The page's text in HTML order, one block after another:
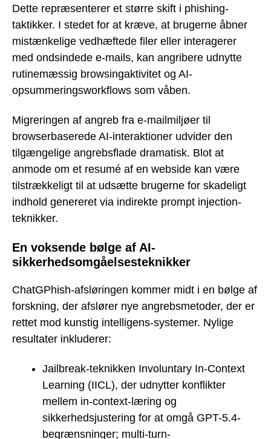
Dette repræsenterer et større skift i phishing-
taktikker. I stedet for at kræve, at brugerne åbner
mistænkelige vedhæftede filer eller interagerer
med ondsindede e-mails, kan angribere udnytte
rutinemæssig browsingaktivitet og AI-
opsummeringsworkflows som våben.
Migreringen af angreb fra e-mailmiljøer til
browserbaserede AI-interaktioner udvider den
tilgængelige angrebsflade dramatisk. Blot at
anmode om et resumé af en webside kan være
tilstrækkeligt til at udsætte brugerne for skadeligt
indhold genereret via indirekte prompt injection-
teknikker.
En voksende bølge af AI-
sikkerhedsomgåelsesteknikker
ChatGPhish-afsløringen kommer midt i en bølge af
forskning, der afslører nye angrebsmetoder, der er
rettet mod kunstig intelligens-systemer. Nylige
resultater inkluderer:
Jailbreak-teknikken Involuntary In-Context
Learning (IICL), der udnytter konflikter
mellem in-context-læring og
sikkerhedsjustering for at omgå GPT-5.4-
begrænsninger; multi-turn-